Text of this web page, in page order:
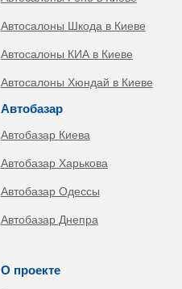
Автосалоны Шкода в Киеве
Автосалоны КИА в Киеве
Автосалоны Хюндай в Киеве
Автобазар
Автобазар Киева
Автобазар Харькова
Автобазар Одессы
Автобазар Днепра
О проекте